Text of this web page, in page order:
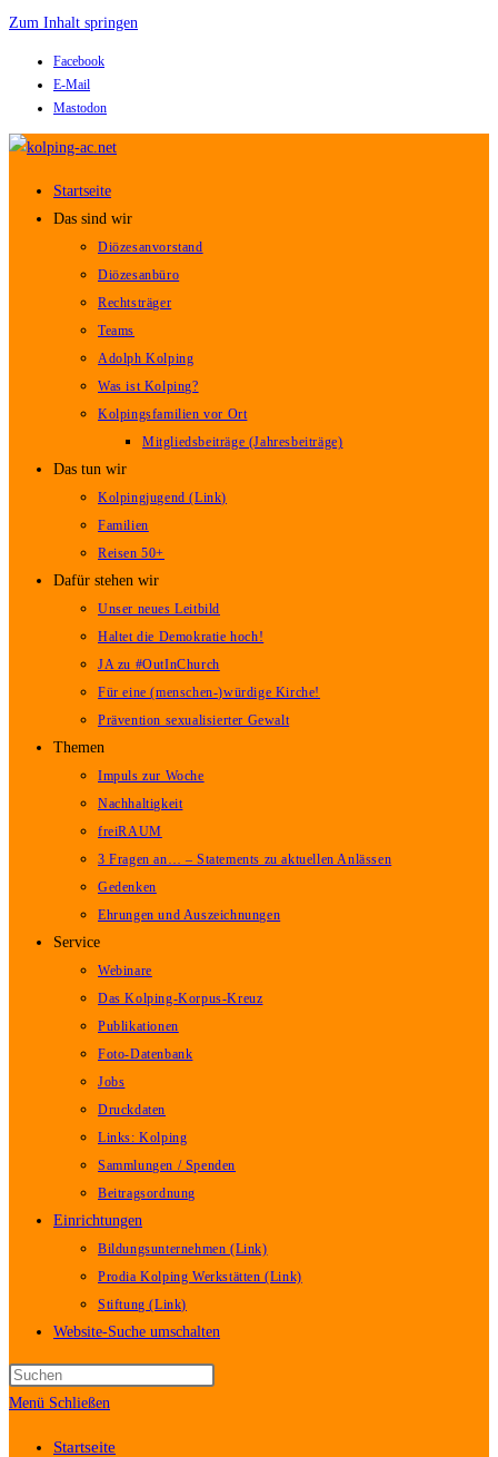
Zum Inhalt springen
Facebook
E-Mail
Mastodon
Startseite
Das sind wir
Diözesanvorstand
Diözesanbüro
Rechtsträger
Teams
Adolph Kolping
Was ist Kolping?
Kolpingsfamilien vor Ort
Mitgliedsbeiträge (Jahresbeiträge)
Das tun wir
Kolpingjugend (Link)
Familien
Reisen 50+
Dafür stehen wir
Unser neues Leitbild
Haltet die Demokratie hoch!
JA zu #OutInChurch
Für eine (menschen-)würdige Kirche!
Prävention sexualisierter Gewalt
Themen
Impuls zur Woche
Nachhaltigkeit
freiRAUM
3 Fragen an… – Statements zu aktuellen Anlässen
Gedenken
Ehrungen und Auszeichnungen
Service
Webinare
Das Kolping-Korpus-Kreuz
Publikationen
Foto-Datenbank
Jobs
Druckdaten
Links: Kolping
Sammlungen / Spenden
Beitragsordnung
Einrichtungen
Bildungsunternehmen (Link)
Prodia Kolping Werkstätten (Link)
Stiftung (Link)
Website-Suche umschalten
Menü Schließen
Startseite